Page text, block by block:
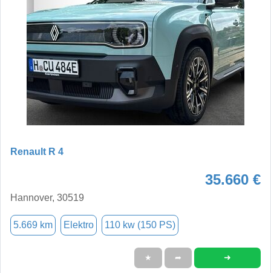
Renault R 4
35.660 €
Hannover, 30519
5.669 km Elektro 110 kw (150 PS)
★ ➦ ➜